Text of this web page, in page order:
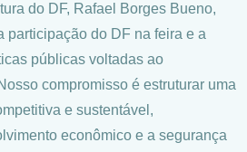
do DF, Rafael Borges Bueno,
participação do DF na feira e a
públicas voltadas ao
compromisso é estruturar uma
e sustentável,
econômico e a segurança